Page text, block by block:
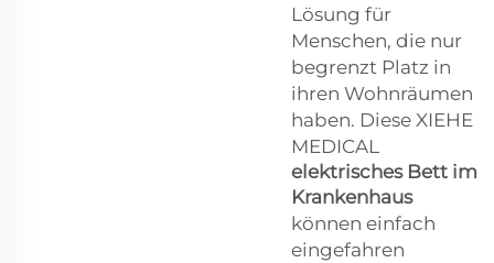
Lösung für
Menschen, die nur
begrenzt Platz in
ihren Wohnräumen
haben. Diese XIEHE
MEDICAL
elektrisches Bett im
Krankenhaus
können einfach
eingefahren